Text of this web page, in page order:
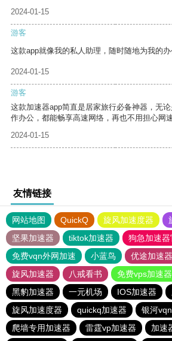
2024-01-15
游客
这款app就像我的私人助理，随时随地为我的办
2024-01-15
游客
这款加速器app简直是居家旅行必备神器，无
作办公，都能畅享高速网络，再也不用担心网速
2024-01-15
友情链接
网站地图 QuickQ 旋风加速度器
坚果加速器
tiktok加速器
狗急加速器
免费vqn外网加速
小蓝鸟 优途加速
旋风加速器
八戒看书
免费vps加速
黑豹加速器
一元机场 IOS加速器
旋风加速度器
quickq加速器
银河
爬墙专用加速器
雷霆vp加速器 加速